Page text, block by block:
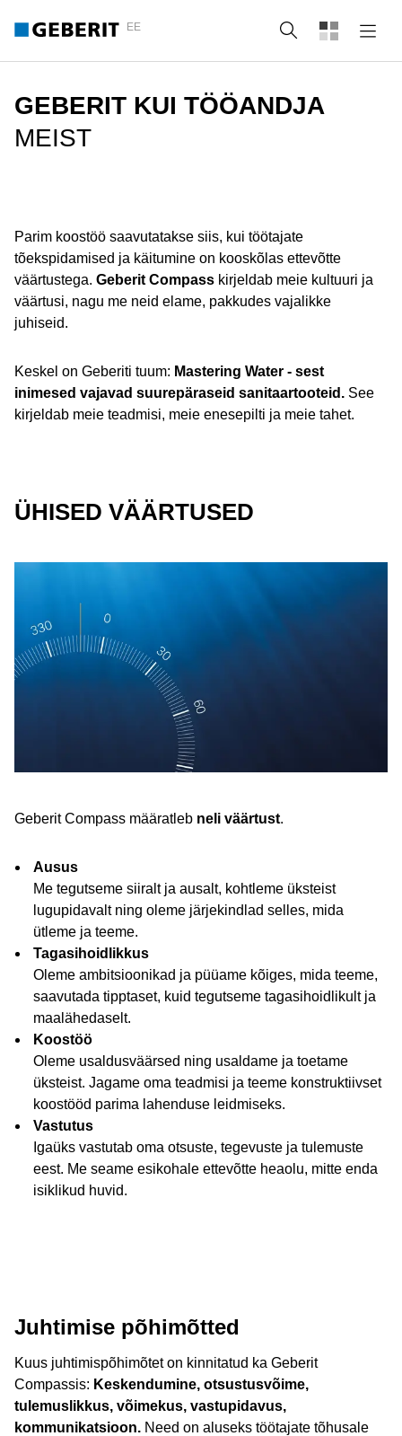
EE Otsing
GEBERIT KUI TÖÖANDJA
MEIST
Parim koostöö saavutatakse siis, kui töötajate
tõekspidamised ja käitumine on kooskõlas ettevõtte
väärtustega. Geberit Compass kirjeldab meie kultuuri ja
väärtusi, nagu me neid elame, pakkudes vajalikke
juhiseid.
Keskel on Geberiti tuum: Mastering Water - sest
inimesed vajavad suurepäraseid sanitaartooteid. See
kirjeldab meie teadmisi, meie enesepilti ja meie tahet.
ÜHISED VÄÄRTUSED
Geberit Compass määratleb neli väärtust.
Ausus
Me tegutseme siiralt ja ausalt, kohtleme üksteist
lugupidavalt ning oleme järjekindlad selles, mida
ütleme ja teeme.
Tagasihoidlikkus
Oleme ambitsioonikad ja püüame kõiges, mida teeme,
saavutada tipptaset, kuid tegutseme tagasihoidlikult ja
maalähedaselt.
Koostöö
Oleme usaldusväärsed ning usaldame ja toetame
üksteist. Jagame oma teadmisi ja teeme konstruktiivset
koostööd parima lahenduse leidmiseks.
Vastutus
Igaüks vastutab oma otsuste, tegevuste ja tulemuste
eest. Me seame esikohale ettevõtte heaolu, mitte enda
isiklikud huvid.
Juhtimise põhimõtted
Kuus juhtimispõhimõtet on kinnitatud ka Geberit
Compassis: Keskendumine, otsustusvõime,
tulemuslikkus, võimekus, vastupidavus,
kommunikatsioon. Need on aluseks töötajate tõhusale